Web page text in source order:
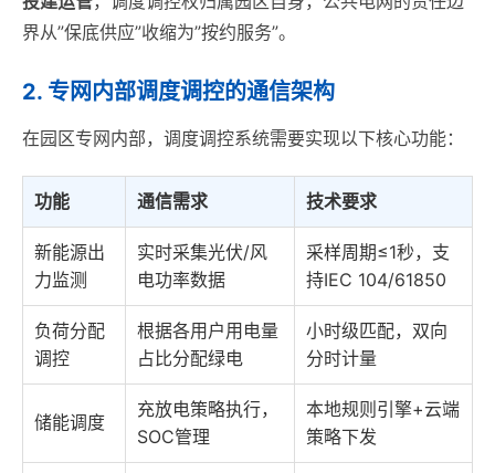
界从”保底供应”收缩为”按约服务”。
2. 专网内部调度调控的通信架构
在园区专网内部，调度调控系统需要实现以下核心功能：
功能 通信需求 技术要求
新能源出
力监测
实时采集光伏/风
电功率数据
采样周期≤1秒，支
持IEC 104/61850
负荷分配
调控
根据各用户用电量
占比分配绿电
小时级匹配，双向
分时计量
储能调度
充放电策略执行，
SOC管理
本地规则引擎+云端
策略下发